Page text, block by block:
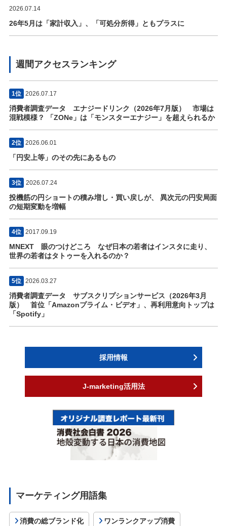
2026.07.14
26年5月は「家計収入」、「可処分所得」ともプラスに
週間アクセスランキング
1位 2026.07.17
消費者調査データ エナジードリンク（2026年7月版） 市場は
混戦模様？ 「ZONe」は「モンスターエナジー」を超えられるか
2位 2026.06.01
「円安上等」のその先にあるもの
3位 2026.07.24
投機筋の円ショートの積み増し・買い戻しが、 異次元の円安局面
の短期変動を増幅
4位 2017.09.19
MNEXT 眼のつけどころ なぜ日本の若者はインスタに走り、
世界の若者はタトゥーを入れるのか？
5位 2026.03.27
消費者調査データ サブスクリプションサービス（2026年3月
版） 首位「Amazonプライム・ビデオ」、再利用意向トップは
「Spotify」
採用情報
J-marketing活用法
マーケティング用語集
消費の総ブランド化 ワンランクアップ消費